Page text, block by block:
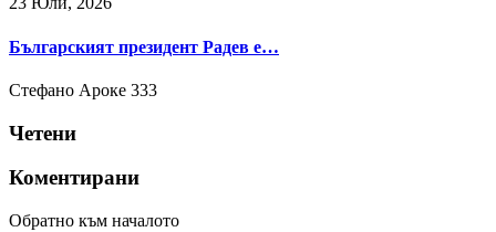
Българският президент Радев е…
Стефано Ароке 333
Четени
Коментирани
Обратно към началото